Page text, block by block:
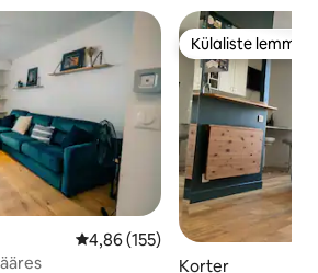
Keskmine hinnang 4,86/5, 155
4,86 (155)
Külaliste lemmik
Külaliste lemmik
Korter